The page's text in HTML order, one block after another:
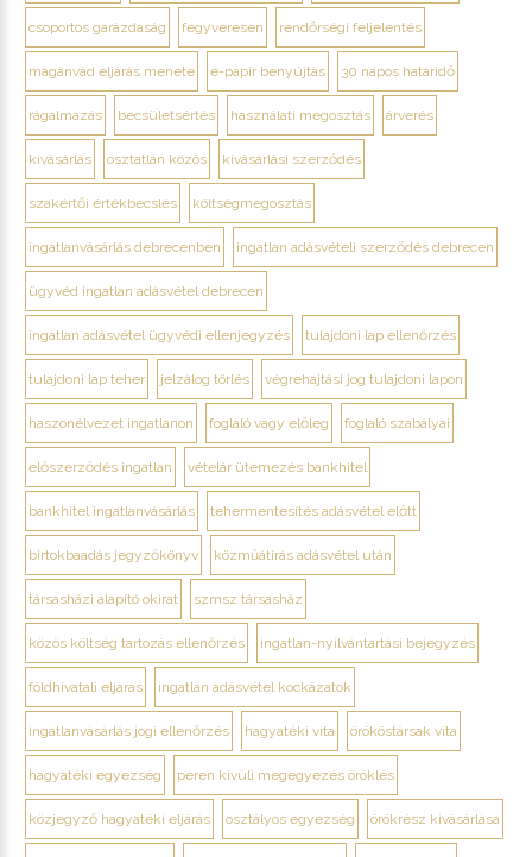
csoportos garázdaság fegyveresen rendőrségi feljelentés
magánvád eljárás menete e-papír benyújtás 30 napos határidő
rágalmazás becsületsértés használati megosztás árverés
kivásárlás osztatlan közös kivásárlási szerződés
szakértői értékbecslés költségmegosztás
ingatlanvásárlás debrecenben ingatlan adásvételi szerződés debrecen
ügyvéd ingatlan adásvétel debrecen
ingatlan adásvétel ügyvédi ellenjegyzés tulajdoni lap ellenőrzés
tulajdoni lap teher jelzálog törlés végrehajtási jog tulajdoni lapon
haszonélvezet ingatlanon foglaló vagy előleg foglaló szabályai
előszerződés ingatlan vételár ütemezés bankhitel
bankhitel ingatlanvásárlás tehermentesítés adásvétel előtt
birtokbaadás jegyzőkönyv közműátírás adásvétel után
társasházi alapító okirat szmsz társasház
közös költség tartozás ellenőrzés ingatlan-nyilvántartási bejegyzés
földhivatali eljárás ingatlan adásvétel kockázatok
ingatlanvásárlás jogi ellenőrzés hagyatéki vita örököstársak vita
hagyatéki egyezség peren kívüli megegyezés öröklés
közjegyző hagyatéki eljárás osztályos egyezség örökrész kivásárlása